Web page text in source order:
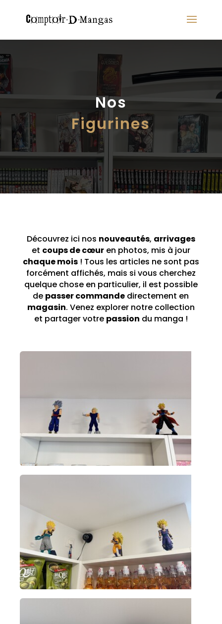
Nos
Figurines
Découvrez ici nos nouveautés, arrivages
et coups de cœuren photos, mis à jour
chaque mois! Tous les articles ne sont pas
forcément affichés, mais si vous cherchez
quelque chose en particulier, il est possible
de passer commande directement en
magasin. Venez explorer notre collection
et partager votre passion du manga !